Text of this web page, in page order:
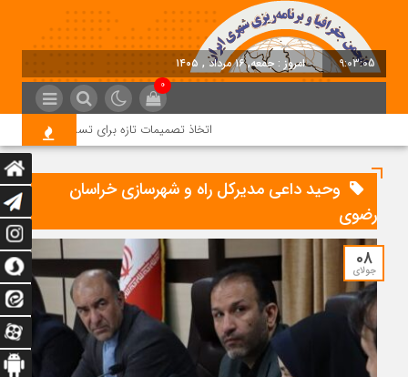
9:03:06 امروز : جمعه, ۱۶ مرداد , ۱۴۰۵
0
اتخاذ تصمیمات تازه برای تسریع در روند اجرای
وحید داعی مدیرکل راه و شهرسازی خراسان
رضوی
08
جولای